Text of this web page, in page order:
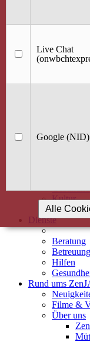
40 Jahre
Angebot
Kultur
Alle
Dienste
Beratung
Betreuung
Hilfen
Rund ums
Filme &
Über uns
Live Chat
Google (NID)
Alle